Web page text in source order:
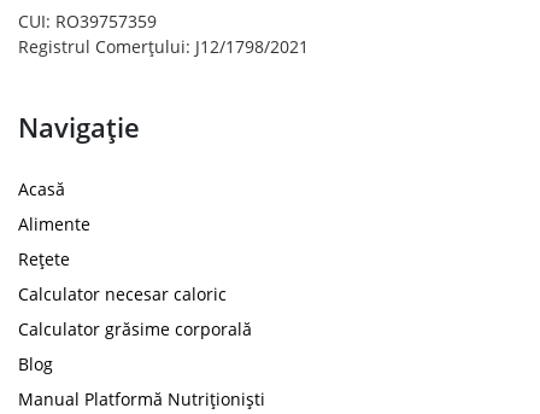
CUI: RO39757359
Registrul Comerțului: J12/1798/2021
Navigație
Acasă
Alimente
Rețete
Calculator necesar caloric
Calculator grăsime corporală
Blog
Manual Platformă Nutriționiști